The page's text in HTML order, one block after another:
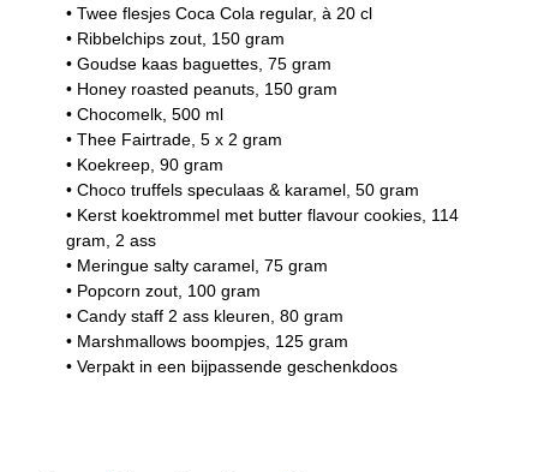
• Twee flesjes Coca Cola regular, à 20 cl
• Ribbelchips zout, 150 gram
• Goudse kaas baguettes, 75 gram
• Honey roasted peanuts, 150 gram
• Chocomelk, 500 ml
• Thee Fairtrade, 5 x 2 gram
• Koekreep, 90 gram
• Choco truffels speculaas & karamel, 50 gram
• Kerst koektrommel met butter flavour cookies, 114
gram, 2 ass
• Meringue salty caramel, 75 gram
• Popcorn zout, 100 gram
• Candy staff 2 ass kleuren, 80 gram
• Marshmallows boompjes, 125 gram
• Verpakt in een bijpassende geschenkdoos